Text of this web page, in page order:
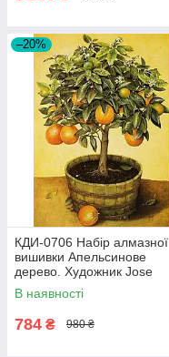
–20%
КДИ-0706 Набір алмазної
вишивки Апельсинове
дерево. Художник Jоse
Escofet
В наявності
784 ₴ 980 ₴